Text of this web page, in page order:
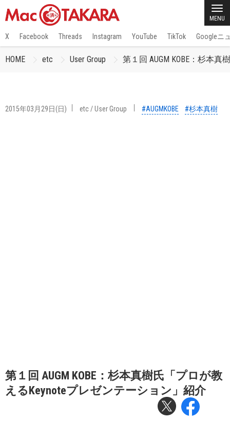
MENU
X Facebook Threads Instagram YouTube TikTok Googleニ
HOME etc User Group 第１回 AUGM KOBE：杉本
2015年03月29日(日) etc/User Group #AUGMKOBE #杉本真樹
第１回 AUGM KOBE：杉本真樹氏「プロが教
えるKeynoteプレゼンテーション」紹介